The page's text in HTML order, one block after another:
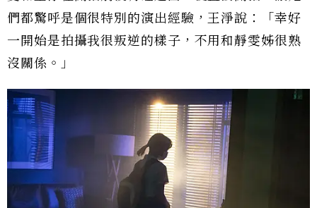
們都驚呼是個很特別的演出經驗，王淨說：「幸好
一開始是拍攝我很叛逆的樣子，不用和靜雯姊很熟
沒關係。」